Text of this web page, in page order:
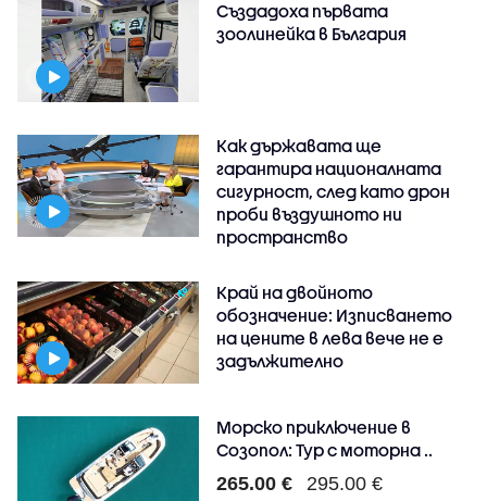
Създадоха първата
зоолинейка в България
Как държавата ще
гарантира националната
сигурност, след като дрон
проби въздушното ни
пространство
Край на двойното
обозначение: Изписването
на цените в лева вече не е
задължително
Морско приключение в
Созопол: Тур с моторна ..
265.00 € 295.00 €